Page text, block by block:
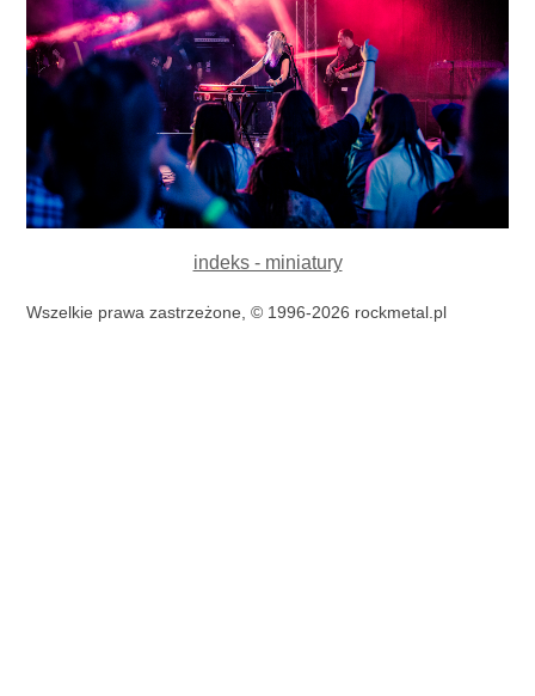
indeks - miniatury
Wszelkie prawa zastrzeżone, © 1996-2026 rockmetal.pl